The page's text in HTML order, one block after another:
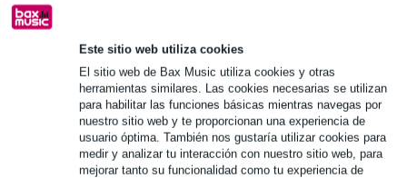
Este sitio web utiliza cookies
El sitio web de Bax Music utiliza cookies y otras
herramientas similares. Las cookies necesarias se utilizan
para habilitar las funciones básicas mientras navegas por
nuestro sitio web y te proporcionan una experiencia de
usuario óptima. También nos gustaría utilizar cookies para
medir y analizar tu interacción con nuestro sitio web, para
mejorar tanto su funcionalidad como tu experiencia de
Información del producto
tipo: cerradura de superficie
material: acero
superficie: cromada
Especificaciones completas